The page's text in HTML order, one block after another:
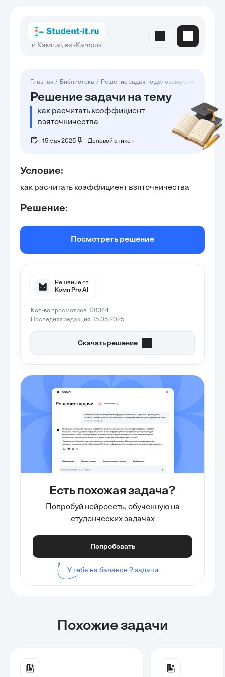
и Кэмп.ai, ex.-Kampus
Главная Библиотека Решение задач по деловому этикету
Решение задачи на тему
как расчитать коэффициент
взяточничества
15 мая 2025 Деловой этикет
Условие:
как расчитать коэффициент взяточничества
Решение:
Посмотреть решение
Решение от
Кэмп Pro AI
Кол-во просмотров: 101344
Последняя редакция: 15.05.2025
Скачать решение
Есть похожая задача?
Попробуй нейросеть, обученную на
студенческих задачах
Попробовать
У тебя на балансе 2 задачи
Похожие задачи